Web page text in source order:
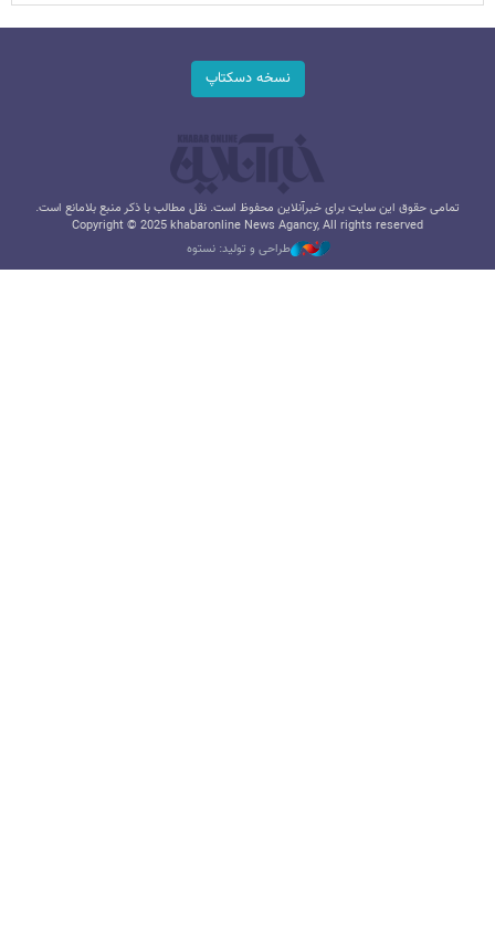
نسخه دسکتاپ
تمامی حقوق این سایت برای خبرآنلاین محفوظ است. نقل مطالب با ذکر منبع بلامانع است.
Copyright © 2025 khabaronline News Agancy, All rights reserved
طراحی و تولید: نستوه